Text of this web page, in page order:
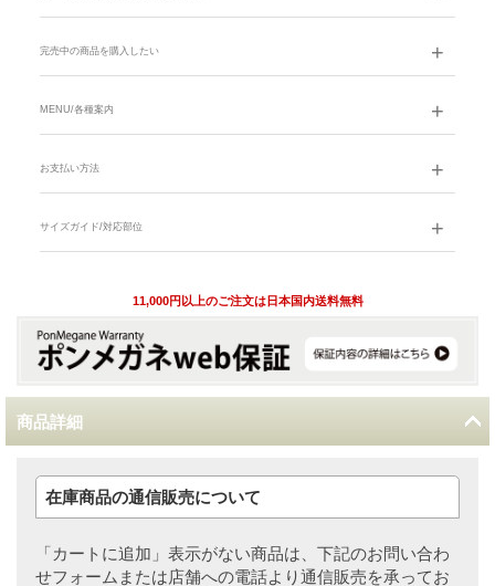
完売中の商品を購入したい
MENU/各種案内
お支払い方法
サイズガイド/対応部位
11,000円以上のご注文は日本国内送料無料
商品詳細
在庫商品の通信販売について
「カートに追加」表示がない商品は、下記のお問い合わ
せフォームまたは店舗への電話より通信販売を承ってお